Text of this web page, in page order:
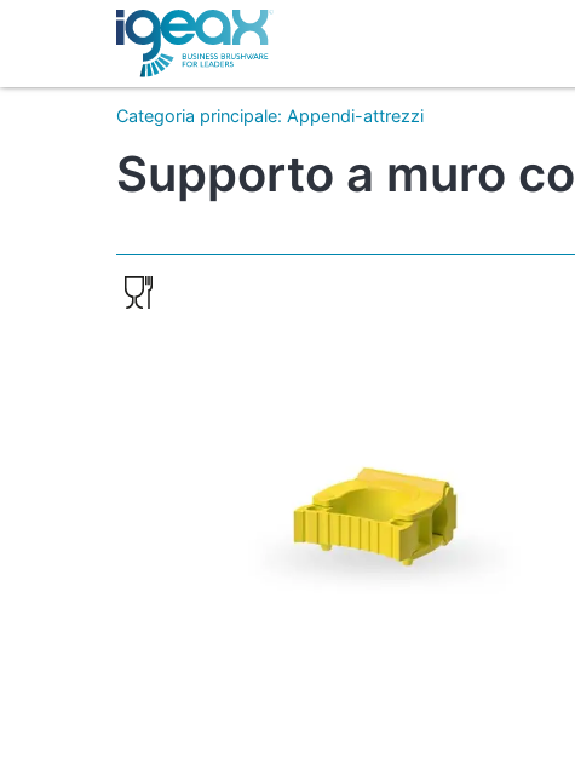
Categoria principale: Appendi-attrezzi
Supporto a muro